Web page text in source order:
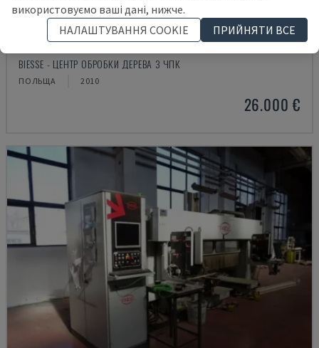
ROVER A4.30
BIESSE - ЦЕНТР ОБРОБКИ ДЕРЕВА З ЧПК
ПОЛЬЩА 2010
26.000 €
використовуємо ваші дані, нижче.
НАЛАШТУВАННЯ COOKIE
ПРИЙНЯТИ ВСЕ